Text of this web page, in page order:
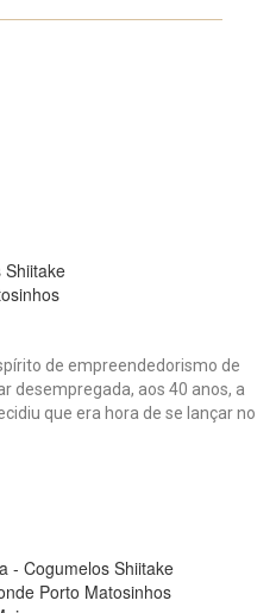
de empreendedorismo de
desempregada, aos 40 anos, a
que era hora de se lançar no